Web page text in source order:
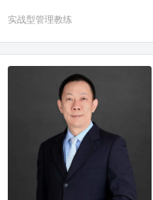
实战型管理教练